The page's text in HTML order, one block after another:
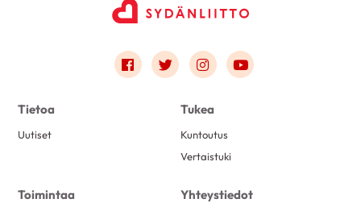
Link to facebook
Link to twitter
Link to instagram
Link to youtube
Tietoa
Uutiset
Tukea
Kuntoutus
Vertaistuki
Toimintaa Yhteystiedot